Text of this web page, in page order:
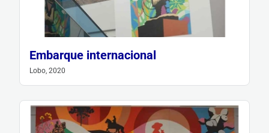
Embarque internacional
Lobo, 2020